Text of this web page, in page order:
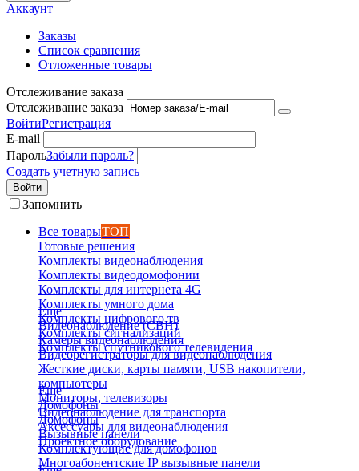
Аккаунт
Заказы
Список сравнения
Отложенные товары
Отслеживание заказа
Отслеживание заказа
ВойтиРегистрация
E-mail
ПарольЗабыли пароль?
Создать учетную запись
Войти
Запомнить
Все товарыТОП
Готовые решения
Комплекты видеонаблюдения
Комплекты видеодомофонии
Комплекты для интернета 4G
Комплекты умного дома
Комплекты цифрового тв
Комплекты сигнализаций
Комплекты спутникового телевидения
Еще
Видеонаблюдение (СВН)
Камеры видеонаблюдения
Видеорегистраторы для видеонаблюдения
Жесткие диски, карты памяти, USB накопители,
компьютеры
Мониторы, телевизоры
Видеонаблюдение для транспорта
Аксессуары для видеонаблюдения
Проектное оборудование
Еще
Домофоны
Домофоны
Вызывные панели
Комплектующие для домофонов
Многоабонентские IP вызывные панели